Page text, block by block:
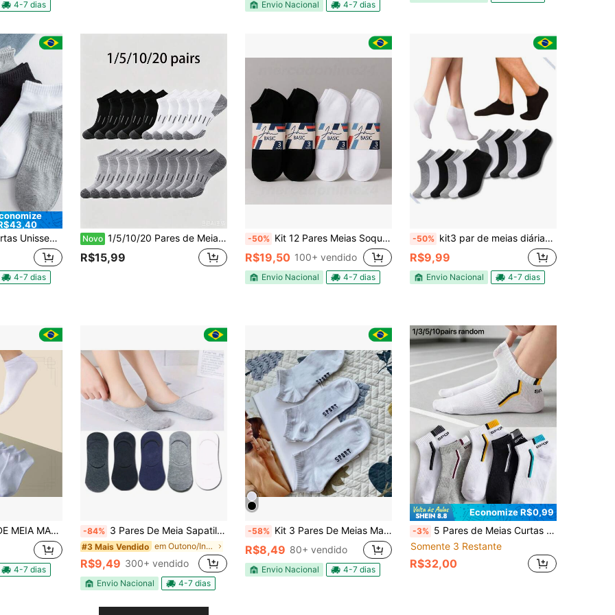
4-7 dias Envio Nacional 4-7 dias
Cano Baixo, Esportiva, Cores Sólidas 40-46
4-7 dias
Novo 1/5/10/20 Pares de Meias de Barco Masculinas, Meias Esportivas, Meias Confortáveis e Respiráveis, Adequadas para Uso no Verão
R$15,99
-50% Kit 12 Pares Meias Soquete Unissex Cano Curto Branca or Preta
R$19,50 100+ vendido
Envio Nacional 4-7 dias
-50% kit3 par de meias diárias unissex,Soquete Cano Curto da moda
R$9,99
Envio Nacional 4-7 dias
SORTIDA CANO COURTO MODA
4-7 dias
-84% 3 Pares De Meia Sapatilha Invisível Unissex
#3 Mais Vendido em Outono/Inverno Meias masculinas até o tornozelo
R$9,49 300+ vendido
Envio Nacional 4-7 dias
-58% Kit 3 Pares De Meias Masculinas Esportivas Adultas liso 40-46
R$8,49 80+ vendido
Envio Nacional 4-7 dias
Economize R$0,99
-3% 5 Pares de Meias Curtas de Cano Baixo Finas para Homens, Primavera/Verão, Resistentes a Odores, Absorventes de Umidade, Respiráveis, Versáteis para Esportes e Moda
Somente 3 Restante
R$32,00